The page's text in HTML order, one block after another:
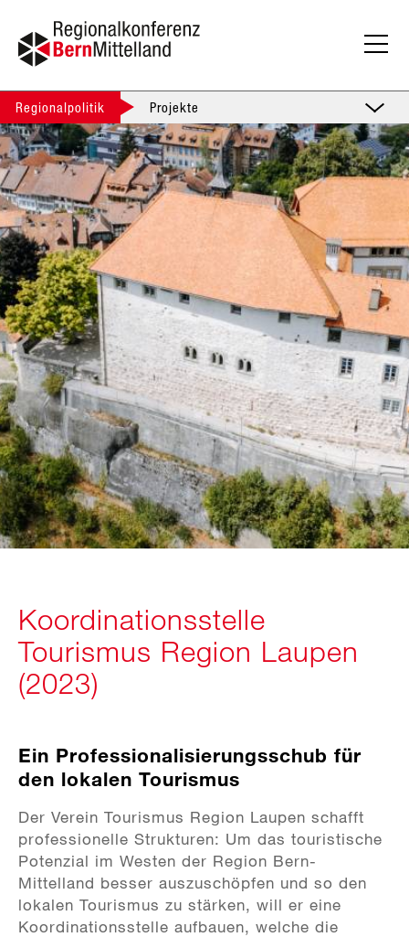
Regionalpolitik Projekte
Koordinationsstelle
Tourismus Region Laupen
(2023)
Ein Professionalisierungsschub für
den lokalen Tourismus
Der Verein Tourismus Region Laupen schafft
professionelle Strukturen: Um das touristische
Potenzial im Westen der Region Bern-
Mittelland besser auszuschöpfen und so den
lokalen Tourismus zu stärken, will er eine
Koordinationsstelle aufbauen, welche die